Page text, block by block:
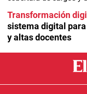
Transformación
sistema digital
y altas docentes